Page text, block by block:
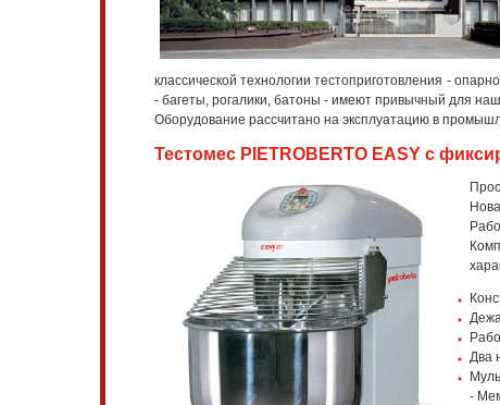
классической технологии тестоприготовления -
- багеты, рогалики, батоны - имеют привычный для
Оборудование рассчитано на эксплуатацию в
Тестомес PIETROBERTO EASY с
Два
-